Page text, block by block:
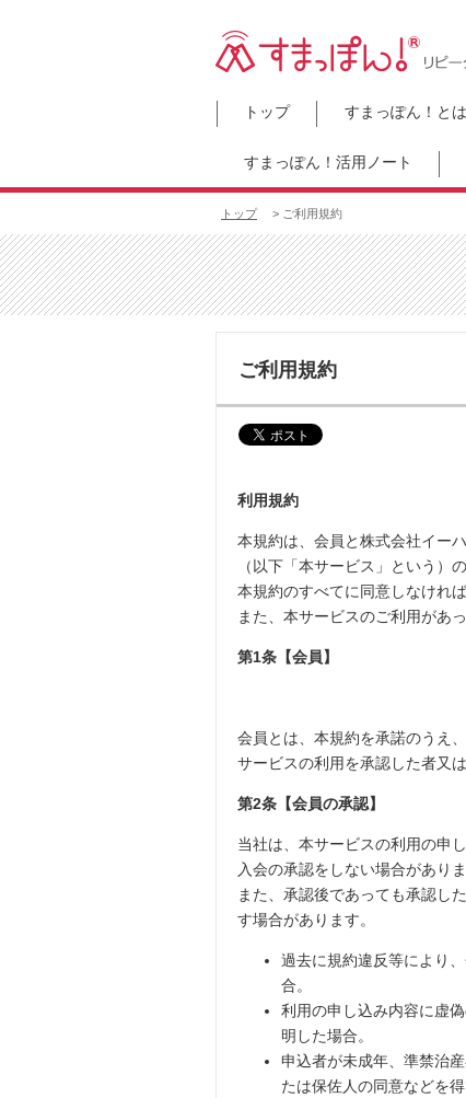
トップ すまっぽん！とは
すまっぽん！活用ノート
トップ > ご利用規約
ご利用規約
利用規約
本規約は、会員と株式会社イー
（以下「本サービス」という）
本規約のすべてに同意しなけれ
また、本サービスのご利用があ
第1条【会員】
会員とは、本規約を承諾のうえ
サービスの利用を承認した者又
第2条【会員の承認】
当社は、本サービスの利用の申
入会の承認をしない場合があり
また、承認後であっても承認し
す場合があります。
過去に規約違反等により
合。
利用の申し込み内容に虚
明した場合。
申込者が未成年、準禁治
たは保佐人の同意などを